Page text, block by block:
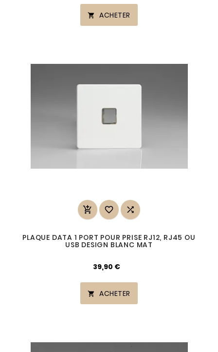
 ACHETER
  
PLAQUE DATA 1 PORT POUR PRISE RJ12, RJ45 OU
USB DESIGN BLANC MAT
39,90 €
 ACHETER